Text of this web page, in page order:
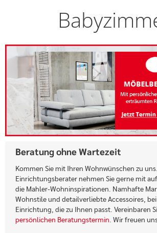
Beratung ohne Wartezeit
Kommen Sie mit Ihren Wohnwünschen zu
Einrichtungsberater nehmen Sie gerne mit
die Mahler-Wohninspirationen. Namhafte
Wohnstile und detailverliebte Accessoires,
Einrichtung, die zu Ihnen passt. Vereinbaren
persönlichen Beratungstermin. Wir freuen